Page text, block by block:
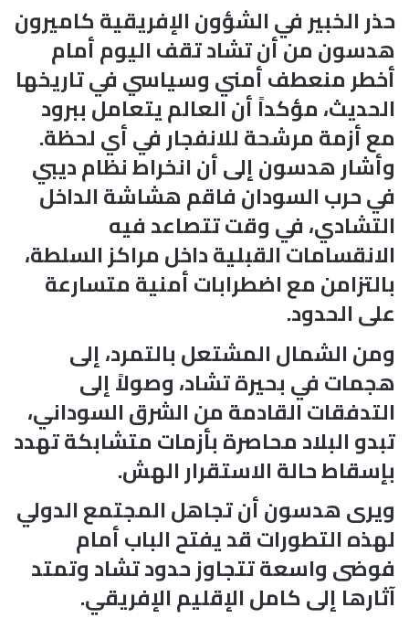
حذر الخبير في الشؤون الإفريقية كاميرون
هدسون من أن تشاد تقف اليوم أمام
أخطر منعطف أمني وسياسي في تاريخها
الحديث، مؤكداً أن العالم يتعامل ببرود
مع أزمة مرشحة للانفجار في أي لحظة.
وأشار هدسون إلى أن انخراط نظام ديبي
في حرب السودان فاقم هشاشة الداخل
التشادي، في وقت تتصاعد فيه
الانقسامات القبلية داخل مراكز السلطة،
بالتزامن مع اضطرابات أمنية متسارعة
على الحدود.
ومن الشمال المشتعل بالتمرد، إلى
هجمات في بحيرة تشاد، وصولاً إلى
التدفقات القادمة من الشرق السوداني،
تبدو البلاد محاصرة بأزمات متشابكة تهدد
بإسقاط حالة الاستقرار الهش.
ويرى هدسون أن تجاهل المجتمع الدولي
لهذه التطورات قد يفتح الباب أمام
فوضى واسعة تتجاوز حدود تشاد وتمتد
آثارها إلى كامل الإقليم الإفريقي.